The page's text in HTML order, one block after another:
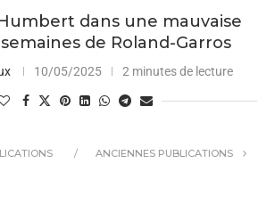
dans une mauvaise
de Roland-Garros
10/05/2025 2 minutes de lecture
ANCIENNES PUBLICATIONS